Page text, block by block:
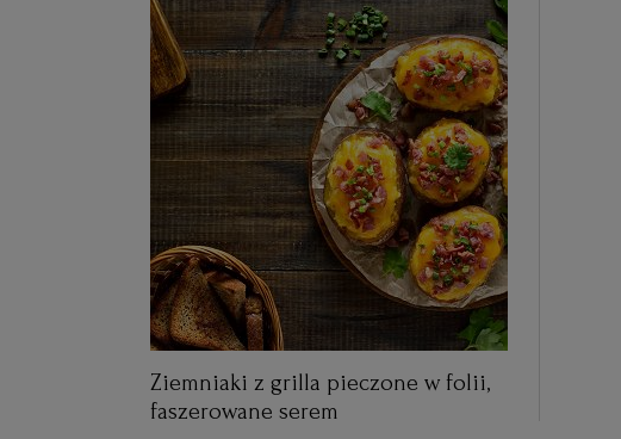
Ziemniaki z grilla pieczone w folii,
faszerowane serem